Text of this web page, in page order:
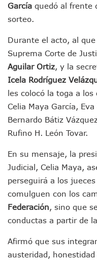
Juan
Buscan
Plantean
Vecinos
Yussara
Adultos
Mujeres
Bruno
Videos
Playa Las
Dr.
Por
“El
Orgullo
Brigada
Pelea De
Joven
García quedó al frente
sorteo.
Durante el acto, al
Suprema Corte de
Aguilar Ortiz, y la
Icela Rodríguez
les colocó la toga a
Celia Maya García,
Bernardo Bátiz
Rufino H. León Tovar.
En su mensaje, la
Judicial, Celia Maya,
perseguirá a los
comulguen con los
Federación, sino que
conductas a partir de
Afirmó que sus
austeridad,